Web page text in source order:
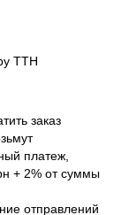
ТТН
заказ
платеж,
+ 2% от суммы
отправлений